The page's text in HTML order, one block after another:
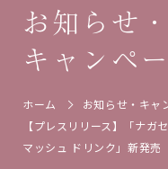
商品一覧
ご購入ガイド
お知らせ・
キャンペ
ホーム
お知らせ・キャ
【プレスリリース】「ナガ
マッシュ ドリンク」新発売